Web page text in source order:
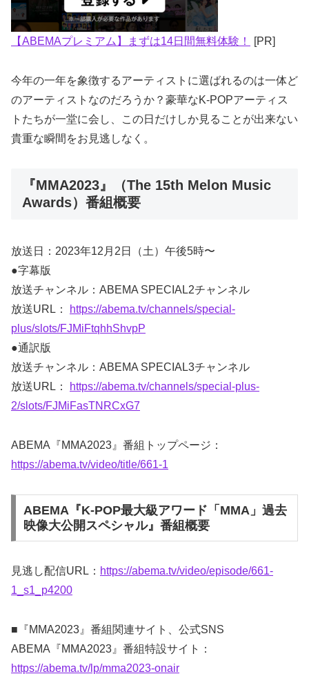
【ABEMAプレミアム】まずは14日間無料体験！ [PR]
今年の一年を象徴するアーティストに選ばれるのは一体ど
のアーティストなのだろうか？豪華なK-POPアーティス
トたちが一堂に会し、この日だけしか見ることが出来ない
貴重な瞬間をお見逃しなく。
『MMA2023』（The 15th Melon Music
Awards）番組概要
放送日：2023年12月2日（土）午後5時〜
●字幕版
放送チャンネル：ABEMA SPECIAL2チャンネル
放送URL：
https://abema.tv/channels/special-
plus/slots/FJMiFtqhhShvpP
●通訳版
放送チャンネル：ABEMA SPECIAL3チャンネル
放送URL：
https://abema.tv/channels/special-plus-
2/slots/FJMiFasTNRCxG7
ABEMA『MMA2023』番組トップページ：
https://abema.tv/video/title/661-1
ABEMA『K-POP最大級アワード「MMA」過去
映像大公開スペシャル』番組概要
見逃し配信URL： https://abema.tv/video/episode/661-
1_s1_p4200
■『MMA2023』番組関連サイト、公式SNS
ABEMA『MMA2023』番組特設サイト：
https://abema.tv/lp/mma2023-onair